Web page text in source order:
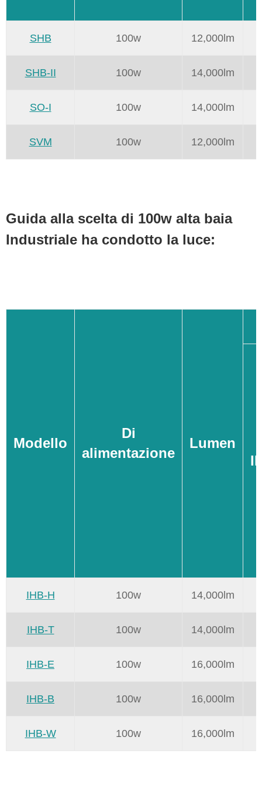
SHB 100w 12,000lm
SHB-II 100w 14,000lm
SO-I 100w 14,000lm
SVM 100w 12,000lm
Guida alla scelta di 100w alta baia
Industriale ha condotto la luce:
Modello
Di
alimentazione
Lumen
IHB-H 100w 14,000lm
IHB-T 100w 14,000lm
IHB-E 100w 16,000lm
IHB-B 100w 16,000lm
IHB-W 100w 16,000lm